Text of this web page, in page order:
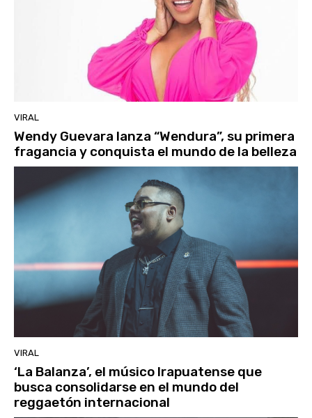
VIRAL
Wendy Guevara lanza “Wendura”, su primera
fragancia y conquista el mundo de la belleza
VIRAL
‘La Balanza’, el músico Irapuatense que
busca consolidarse en el mundo del
reggaetón internacional